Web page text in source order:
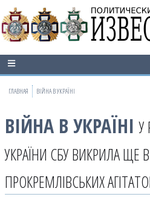
ГЛАВНАЯ ВІЙНА В УКРАЇНІ
ВІЙНА В УКРАЇНІ У
УКРАЇНИ СБУ ВИКРИЛА ЩЕ
ПРОКРЕМЛІВСЬКИХ